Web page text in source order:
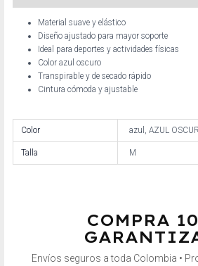
Material suave y elástico
Diseño ajustado para mayor soporte
Ideal para deportes y actividades físicas
Color azul oscuro
Transpirable y de secado rápido
Cintura cómoda y ajustable
Color azul, AZUL
Talla M
COMPRA
Envíos seguros a toda Colombia •